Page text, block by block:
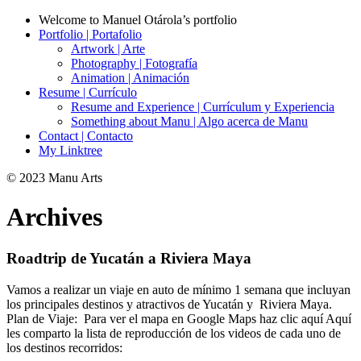
Welcome to Manuel Otárola’s portfolio
Portfolio | Portafolio
Artwork | Arte
Photography | Fotografía
Animation | Animación
Resume | Currículo
Resume and Experience | Currículum y Experiencia
Something about Manu | Algo acerca de Manu
Contact | Contacto
My Linktree
© 2023 Manu Arts
Archives
Roadtrip de Yucatán a Riviera Maya
Vamos a realizar un viaje en auto de mínimo 1 semana que incluyan
los principales destinos y atractivos de Yucatán y Riviera Maya.
Plan de Viaje: Para ver el mapa en Google Maps haz clic aquí Aquí
les comparto la lista de reproducción de los videos de cada uno de
los destinos recorridos: